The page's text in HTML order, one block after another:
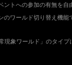
トへの参加の有無を自
のワールド切り替え機
象ワールド」のタイ